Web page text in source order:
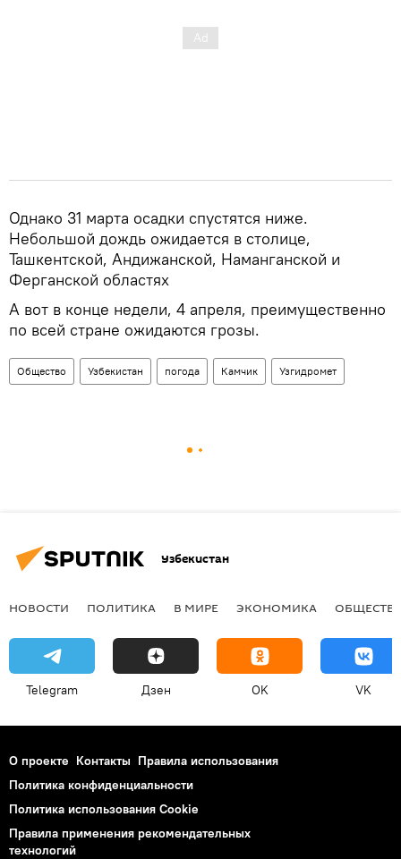
Однако 31 марта осадки спустятся ниже.
Небольшой дождь ожидается в столице,
Ташкентской, Андижанской, Наманганской и
Ферганской областях
А вот в конце недели, 4 апреля, преимущественно
по всей стране ожидаются грозы.
Общество Узбекистан погода Камчик Узгидромет
Узбекистан
НОВОСТИ ПОЛИТИКА В МИРЕ ЭКОНОМИКА
Telegram Дзен OK VK
О проекте Контакты Правила использования
Политика конфиденциальности
Политика использования Cookie
Правила применения рекомендательных
технологий